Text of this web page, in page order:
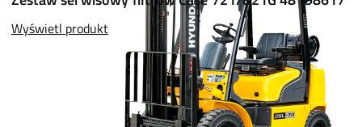
Wyświetl produkt